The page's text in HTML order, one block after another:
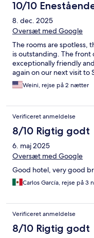
10/10
8. dec. 2025
Oversæt med Google
The rooms are spotless,
is outstanding. The front
exceptionally friendly
again on our next visit to
Weini, rejse på 2 nætter
Verificeret anmeldelse
8/10 Rigtig godt
6. maj 2025
Oversæt med Google
Good hotel, very good
Carlos García, rejse på 3
Verificeret anmeldelse
8/10 Rigtig godt